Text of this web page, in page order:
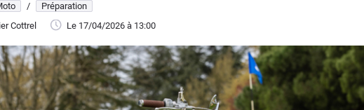
/
Préparation
Cottrel
Le 17/04/2026 à 13:00